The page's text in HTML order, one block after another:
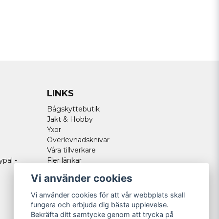
-
LINKS
Bågskyttebutik
Jakt & Hobby
Yxor
Överlevnadsknivar
Våra tillverkare
Fler länkar
Vi använder cookies
Vi använder cookies för att vår webbplats skall
fungera och erbjuda dig bästa upplevelse.
Bekräfta ditt samtycke genom att trycka på